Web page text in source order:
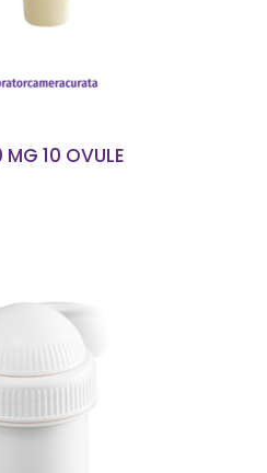
10 OVULE
MAI MULT